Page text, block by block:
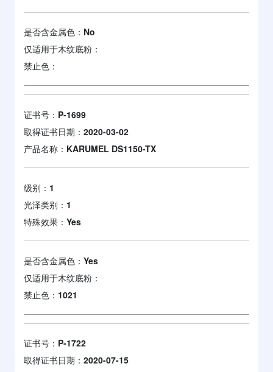
是否含金属色： No
仅适用于木纹底粉：
禁止色：
证书号： P-1699
取得证书日期： 2020-03-02
产品名称： KARUMEL DS1150-TX
级别： 1
光泽类别： 1
特殊效果： Yes
是否含金属色： Yes
仅适用于木纹底粉：
禁止色： 1021
证书号： P-1722
取得证书日期： 2020-07-15